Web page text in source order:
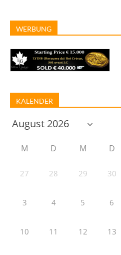
WERBUNG
KALENDER
M D M D
27 28 29 30
3 4 5 6
10 11 12 13